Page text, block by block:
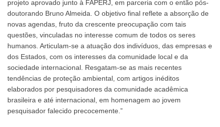
projeto aprovado junto à FAPERJ, em parceria com o então pós-
doutorando Bruno Almeida. O objetivo final reflete a absorção de
novas agendas, fruto da crescente preocupação com tais
questões, vinculadas no interesse comum de todos os seres
humanos. Articulam-se a atuação dos indivíduos, das empresas e
dos Estados, com os interesses da comunidade local e da
sociedade internacional. Resgatam-se as mais recentes
tendências de proteção ambiental, com artigos inéditos
elaborados por pesquisadores da comunidade acadêmica
brasileira e até internacional, em homenagem ao jovem
pesquisador falecido precocemente.”